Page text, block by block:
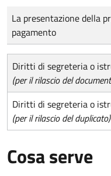
Tipo di pagamento
Importo
La presentazione della
pagamento
Diritti di segreteria o
(per il rilascio del
Diritti di segreteria o
(per il rilascio del duplicato)
Cosa serve